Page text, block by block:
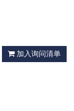
加入询问清单